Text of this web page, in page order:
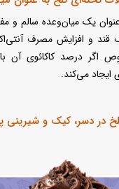
یک میان‌وعده سالم و
و افزایش مصرف
درصد کاکائوی آن
می‌کند.